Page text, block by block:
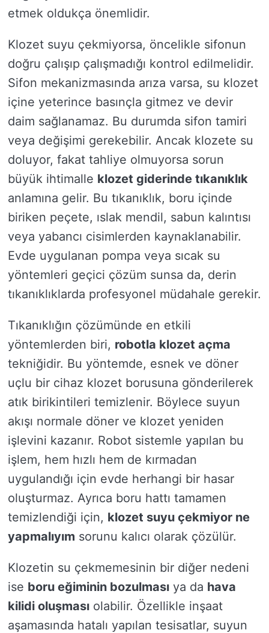
etmek oldukça önemlidir.
Klozet suyu çekmiyorsa, öncelikle sifonun
doğru çalışıp çalışmadığı kontrol edilmelidir.
Sifon mekanizmasında arıza varsa, su klozet
içine yeterince basınçla gitmez ve devir
daim sağlanamaz. Bu durumda sifon tamiri
veya değişimi gerekebilir. Ancak klozete su
doluyor, fakat tahliye olmuyorsa sorun
büyük ihtimalle klozet giderinde tıkanıklık
anlamına gelir. Bu tıkanıklık, boru içinde
biriken peçete, ıslak mendil, sabun kalıntısı
veya yabancı cisimlerden kaynaklanabilir.
Evde uygulanan pompa veya sıcak su
yöntemleri geçici çözüm sunsa da, derin
tıkanıklıklarda profesyonel müdahale gerekir.
Tıkanıklığın çözümünde en etkili
yöntemlerden biri, robotla klozet açma
tekniğidir. Bu yöntemde, esnek ve döner
uçlu bir cihaz klozet borusuna gönderilerek
atık birikintileri temizlenir. Böylece suyun
akışı normale döner ve klozet yeniden
işlevini kazanır. Robot sistemle yapılan bu
işlem, hem hızlı hem de kırmadan
uygulandığı için evde herhangi bir hasar
oluşturmaz. Ayrıca boru hattı tamamen
temizlendiği için, klozet suyu çekmiyor ne
yapmalıyım sorunu kalıcı olarak çözülür.
Klozetin su çekmemesinin bir diğer nedeni
ise boru eğiminin bozulması ya da hava
kilidi oluşması olabilir. Özellikle inşaat
aşamasında hatalı yapılan tesisatlar, suyun